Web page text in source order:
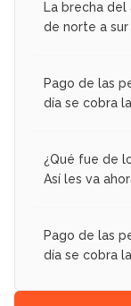
La brecha del
de norte a sur
Pago de las
día se cobra
¿Qué fue de
Así les va
Pago de las
día se cobra